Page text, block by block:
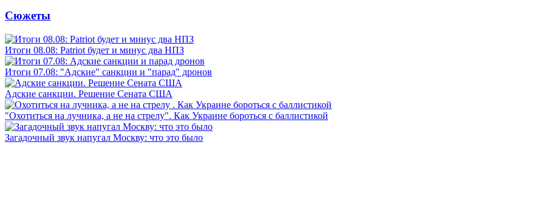
Сюжеты
Итоги 08.08: Patriot будет и минус два НПЗ
Итоги 07.08: "Адские" санкции и "парад" дронов
Адские санкции. Решение Сената США
"Охотиться на лучника, а не на стрелу". Как Украине бороться с баллистикой
Загадочный звук напугал Москву: что это было